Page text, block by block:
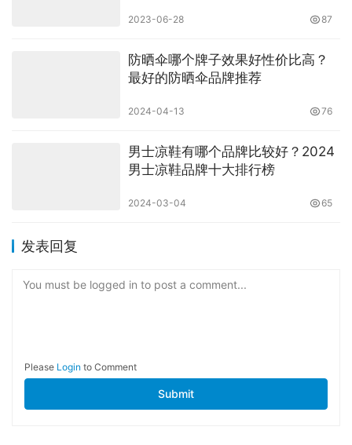
2023-06-28 87
防晒伞哪个牌子效果好性价比高？
最好的防晒伞品牌推荐
2024-04-13 76
男士凉鞋有哪个品牌比较好？2024
男士凉鞋品牌十大排行榜
2024-03-04 65
发表回复
You must be logged in to post a comment...
Please Login to Comment
Submit